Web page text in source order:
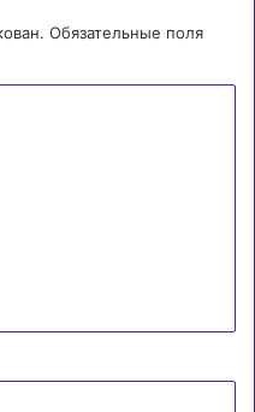
Обязательные поля